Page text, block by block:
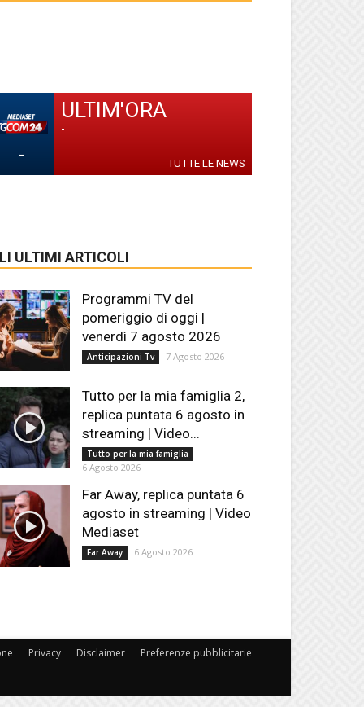
-
ULTIM'ORA
-
TUTTE LE NEWS
ULTIMI ARTICOLI
Programmi TV del
pomeriggio di oggi |
venerdì 7 agosto 2026
Anticipazioni Tv 7 Agosto 2026
Tutto per la mia famiglia 2,
replica puntata 6 agosto in
streaming | Video...
Tutto per la mia famiglia
6 Agosto 2026
Far Away, replica puntata 6
agosto in streaming | Video
Mediaset
Far Away 6 Agosto 2026
Privacy Disclaimer Preferenze pubblicitarie